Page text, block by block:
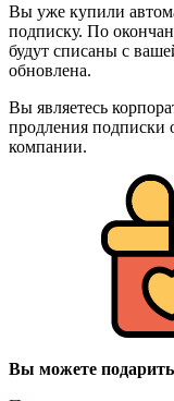
Вы уже купили
подписку. По
будут списаны с
обновлена.
Вы являетесь
продления подписки
компании.
Вы можете